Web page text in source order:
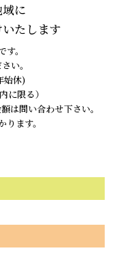
に
たします
。
い。
始休)
に限る）
は問い合わせ下さい。
ます。